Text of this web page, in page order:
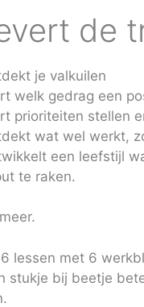
de
je valkuilen
welk gedrag een
prioriteiten stellen
wat wel werkt,
een leefstijl
te raken.
lessen met 6
stukje bij beetje